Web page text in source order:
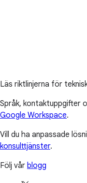
Läs riktlinjerna för
Språk, kontaktuppgifter
Google Workspace.
Vill du ha anpassade
konsulttjänster.
Följ vår blogg